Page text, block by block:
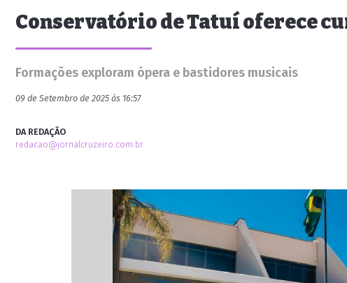
Conservatório de Tatuí oferece
Formações exploram ópera e bastidores musicais
09 de Setembro de 2025 às 16:57
DA REDAÇÃO
redacao@jornalcruzeiro.com.br